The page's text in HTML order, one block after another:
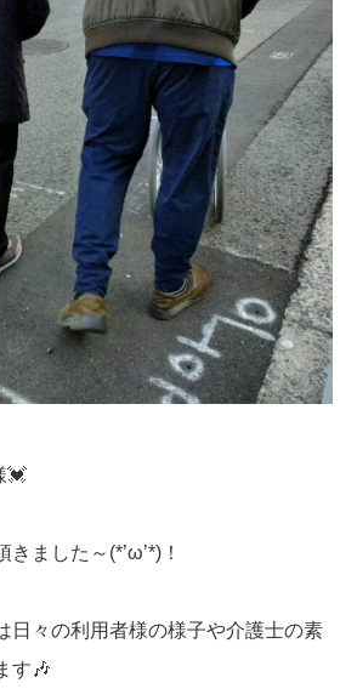
💓
ました～(*’ω’*)！
日々の利用者様の様子や介護士の素
す🎶